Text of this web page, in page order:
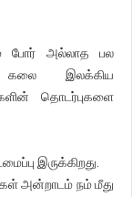
போர் அல்லாத பல
கலை இலக்கிய
தொடர்புகளை
இருக்கிறது.
அன்றாடம் நம் மீது